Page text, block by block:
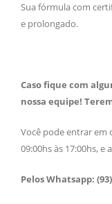
Sua fórmula com
e prolongado.
Caso fique com
nossa equipe!
Você pode entrar em
09:00hs às 17:00hs, e
Pelos Whatsapp: